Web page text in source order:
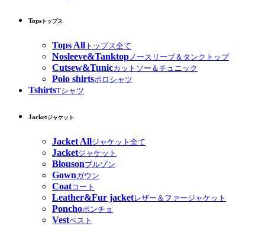
Tops トップス
Tops All トップス全て
Nosleeve&Tanktopノースリーブ＆タンクトップ
Cutsew&Tunicカットソー＆チュニック
Polo shirtsポロシャツ
TshirtsTシャツ
Jacketジャケット
Jacket Allジャケット全て
Jacketジャケット
Blousonブルゾン
Gownガウン
Coatコート
Leather&Fur jacketレザー＆ファージャケット
Ponchoポンチョ
Vestベスト